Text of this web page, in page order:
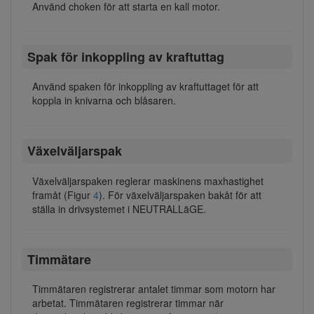
Använd choken för att starta en kall motor.
Spak för inkoppling av kraftuttag
Använd spaken för inkoppling av kraftuttaget för att
koppla in knivarna och blåsaren.
Växelväljarspak
Växelväljarspaken reglerar maskinens maxhastighet
framåt (Figur 4). För växelväljarspaken bakåt för att
ställa in drivsystemet i NEUTRALLäGE.
Timmätare
Timmätaren registrerar antalet timmar som motorn har
arbetat. Timmätaren registrerar timmar när